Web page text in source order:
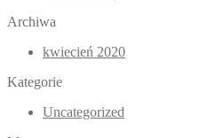
Archiwa
kwiecień 2020
Kategorie
Uncategorized